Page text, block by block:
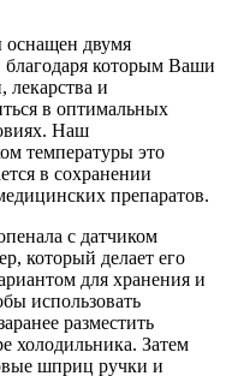
оснащен двумя
благодаря которым Ваши
и
в оптимальных
Наш
температуры это
в сохранении
препаратов.
с датчиком
который делает его
для хранения и
использовать
разместить
холодильника. Затем
шприц ручки и